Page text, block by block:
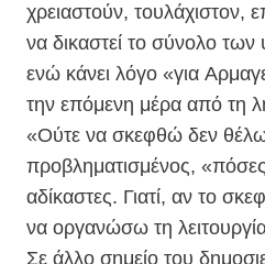
χρειαστούν, τουλάχιστον,
να δικαστεί το σύνολο
ενώ κάνει λόγο «για
την επόμενη μέρα από τη
«Ούτε να σκεφθώ δεν
προβληματισμένος, «πόσες
αδίκαστες. Γιατί, αν το
να οργανώσω τη
Σε άλλο σημείο του